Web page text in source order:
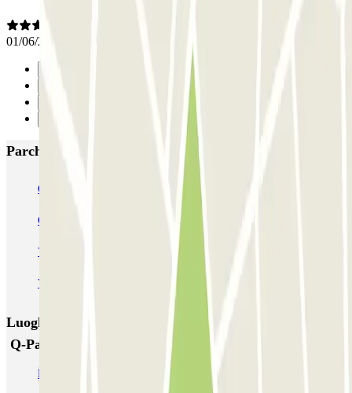
01/06/2025
Parcheggi più popolari a Amsterdam
Q-Park Nieuwendijk Q-Park Europarking
Q-Park Oostpoort Q-Park Museumplein
VALET - NEMO Science Museum VALET - Jodenbreestraat, 4
VALET - Stadsschouwburg Amsterdam
Luoghi ed eventi che potrebbero interessarti vicino a
Q-Park Byzantium
Parcheggio Van Gogh Museum